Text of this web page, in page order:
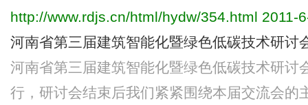
http://www.rdjs.cn/html/hydw/354.html 2011-
河南省第三届建筑智能化暨绿色低碳技术研
河南省第三届建筑智能化暨绿色低碳技术研讨
行，研讨会结束后我们紧紧围绕本届交流会的